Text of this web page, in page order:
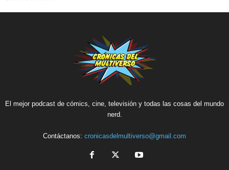
El mejor podcast de cómics, cine, televisión y todas las cosas del mundo
nerd.
Contáctanos: cronicasdelmultiverso@gmail.com